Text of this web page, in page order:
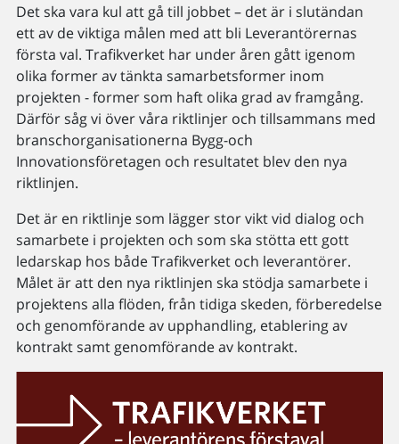
Det ska vara kul att gå till jobbet – det är i slutändan
ett av de viktiga målen med att bli Leverantörernas
första val. Trafikverket har under åren gått igenom
olika former av tänkta samarbetsformer inom
projekten - former som haft olika grad av framgång.
Därför såg vi över våra riktlinjer och tillsammans med
branschorganisationerna Bygg-och
Innovationsföretagen och resultatet blev den nya
riktlinjen.
Det är en riktlinje som lägger stor vikt vid dialog och
samarbete i projekten och som ska stötta ett gott
ledarskap hos både Trafikverket och leverantörer.
Målet är att den nya riktlinjen ska stödja samarbete i
projektens alla flöden, från tidiga skeden, förberedelse
och genomförande av upphandling, etablering av
kontrakt samt genomförande av kontrakt.